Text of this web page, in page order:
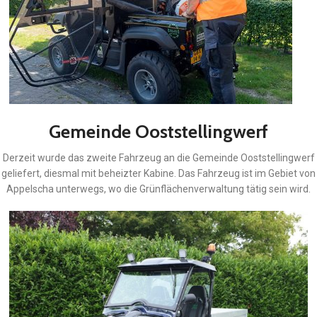
Gemeinde Ooststellingwerf
Derzeit wurde das zweite Fahrzeug an die Gemeinde Ooststellingwerf
geliefert, diesmal mit beheizter Kabine. Das Fahrzeug ist im Gebiet von
Appelscha unterwegs, wo die Grünflächenverwaltung tätig sein wird.